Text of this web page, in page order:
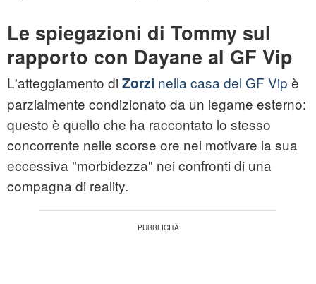
Le spiegazioni di Tommy sul
rapporto con Dayane al GF Vip
L'atteggiamento di Zorzi nella casa del GF Vip è
parzialmente condizionato da un legame esterno:
questo è quello che ha raccontato lo stesso
concorrente nelle scorse ore nel motivare la sua
eccessiva "morbidezza" nei confronti di una
compagna di reality.